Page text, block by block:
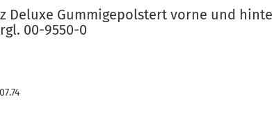
Deluxe Gummigepolstert vorne und
00-9550-0